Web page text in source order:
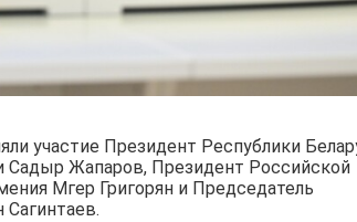
участие Президент Республики
Жапаров, Президент Российской
Мгер Григорян и Председатель